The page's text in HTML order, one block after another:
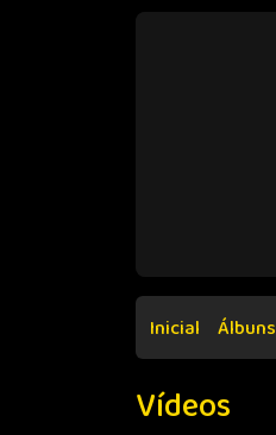
Inicial Álbuns
Vídeos